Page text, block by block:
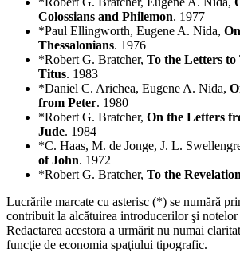
Colossians and Philemon. 1977
*Paul Ellingworth, Eugene A. Nida,
Thessalonians. 1976
*Robert G. Bratcher, To the Letters
Titus. 1983
*Daniel C. Arichea, Eugene A. Nida,
from Peter. 1980
*Robert G. Bratcher, On the Letters
Jude. 1984
*C. Haas, M. de Jonge, J. L.
of John. 1972
*Robert G. Bratcher, To the
Lucrările marcate cu asterisc (*) se numără
contribuit la alcătuirea introducerilor şi
Redactarea acestora a urmărit nu numai
funcţie de economia spaţiului tipografic.